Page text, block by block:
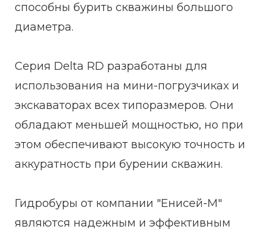
способны бурить скважины большого
диаметра.
Серия Delta RD разработаны для
использования на мини-погрузчиках и
экскаваторах всех типоразмеров. Они
обладают меньшей мощностью, но при
этом обеспечивают высокую точность и
аккуратность при бурении скважин.
Гидробуры от компании "Енисей-М"
являются надежным и эффективным